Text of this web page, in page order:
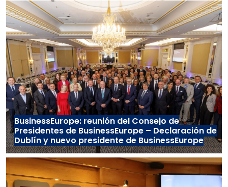
BusinessEurope: reunión del Consejo de
Presidentes de BusinessEurope – Declaración de
Dublín y nuevo presidente de BusinessEurope